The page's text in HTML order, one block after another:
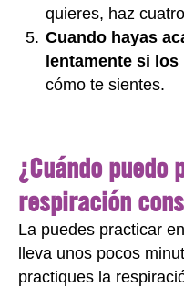
quieres, haz
Cuando hayas
lentamente si los
cómo te sientes.
¿Cuándo
respiración
La puedes practicar
lleva unos pocos
practiques la